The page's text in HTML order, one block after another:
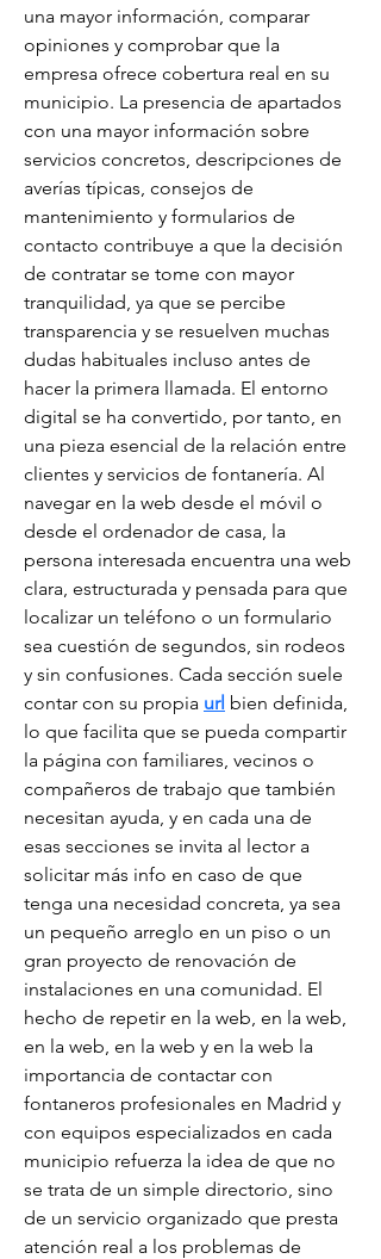
una mayor información, comparar
opiniones y comprobar que la
empresa ofrece cobertura real en su
municipio. La presencia de apartados
con una mayor información sobre
servicios concretos, descripciones de
averías típicas, consejos de
mantenimiento y formularios de
contacto contribuye a que la decisión
de contratar se tome con mayor
tranquilidad, ya que se percibe
transparencia y se resuelven muchas
dudas habituales incluso antes de
hacer la primera llamada. El entorno
digital se ha convertido, por tanto, en
una pieza esencial de la relación entre
clientes y servicios de fontanería. Al
navegar en la web desde el móvil o
desde el ordenador de casa, la
persona interesada encuentra una web
clara, estructurada y pensada para que
localizar un teléfono o un formulario
sea cuestión de segundos, sin rodeos
y sin confusiones. Cada sección suele
contar con su propia url bien definida,
lo que facilita que se pueda compartir
la página con familiares, vecinos o
compañeros de trabajo que también
necesitan ayuda, y en cada una de
esas secciones se invita al lector a
solicitar más info en caso de que
tenga una necesidad concreta, ya sea
un pequeño arreglo en un piso o un
gran proyecto de renovación de
instalaciones en una comunidad. El
hecho de repetir en la web, en la web,
en la web, en la web y en la web la
importancia de contactar con
fontaneros profesionales en Madrid y
con equipos especializados en cada
municipio refuerza la idea de que no
se trata de un simple directorio, sino
de un servicio organizado que presta
atención real a los problemas de